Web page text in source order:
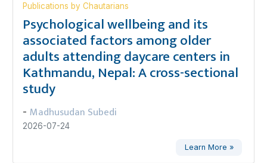
Publications by Chautarians
Psychological wellbeing and its
associated factors among older
adults attending daycare centers in
Kathmandu, Nepal: A cross-sectional
study
- Madhusudan Subedi
2026-07-24
Learn More »